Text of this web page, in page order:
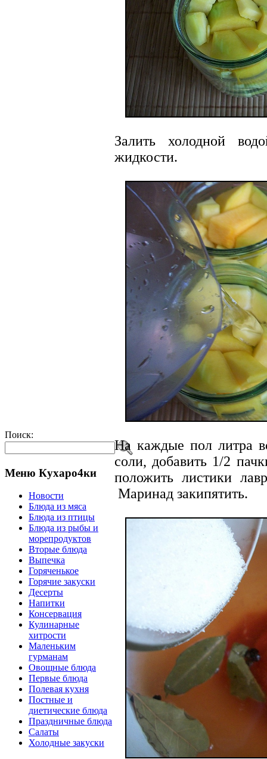
Поиск:
Меню Кухаро4ки
Новости
Блюда из мяса
Блюда из птицы
Блюда из рыбы и
морепродуктов
Вторые блюда
Выпечка
Горяченькое
Горячие закуски
Десерты
Напитки
Консервация
Кулинарные
хитрости
Маленьким
гурманам
Овощные блюда
Первые блюда
Полевая кухня
Постные и
диетические блюда
Праздничные блюда
Салаты
Холодные закуски
Залить холодной
жидкости.
На каждые пол литра
соли, добавить 1/2
положить листики
Маринад закипятить.